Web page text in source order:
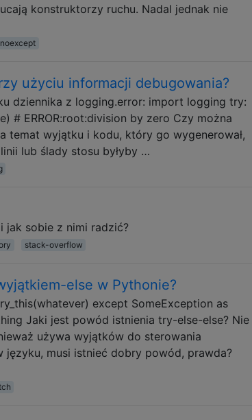
konstruktorzy ruchu. Nadal jednak nie
noexcept
użyciu informacji debugowania?
dziennika z logging.error: import logging try:
# ERROR:root:division by zero Czy można
temat wyjątku i kodu, który go wygenerował,
lub ślady stosu byłyby …
jak sobie z nimi radzić?
stack-overflow
else w Pythonie?
except SomeException as
Jaki jest powód istnienia try-else-else? Nie
używa wyjątków do sterowania
języku, musi istnieć dobry powód, prawda?